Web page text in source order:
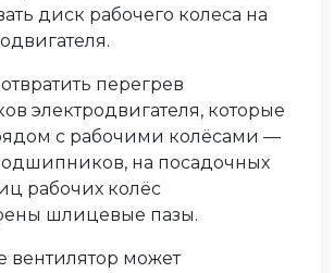
диск рабочего колеса на
перегрев
электродвигателя, которые
с рабочими колёсами —
на посадочных
рабочих колёс
шлицевые пазы.
вентилятор может